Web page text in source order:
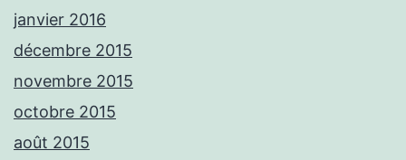
janvier 2016
décembre 2015
novembre 2015
octobre 2015
août 2015